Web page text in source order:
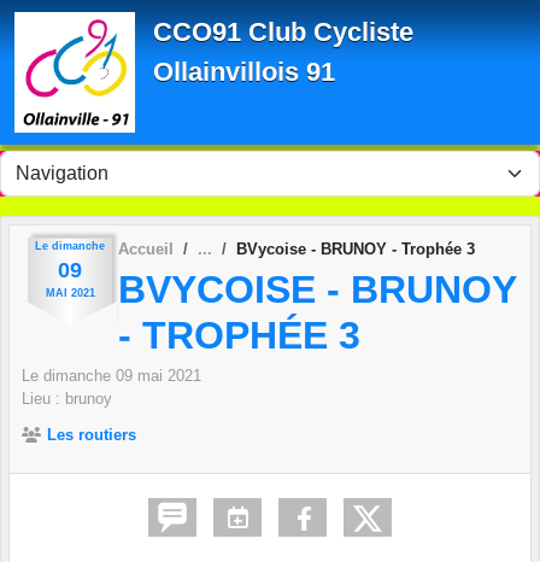
CCO91 Club Cycliste
Ollainvillois 91
Le dimanche
09
MAI 2021
Accueil BVycoise - BRUNOY - Trophée 3
BVYCOISE - BRUNOY
- TROPHÉE 3
Le dimanche 09 mai 2021
Lieu : brunoy
Les routiers
Panneau de gestion des cookies